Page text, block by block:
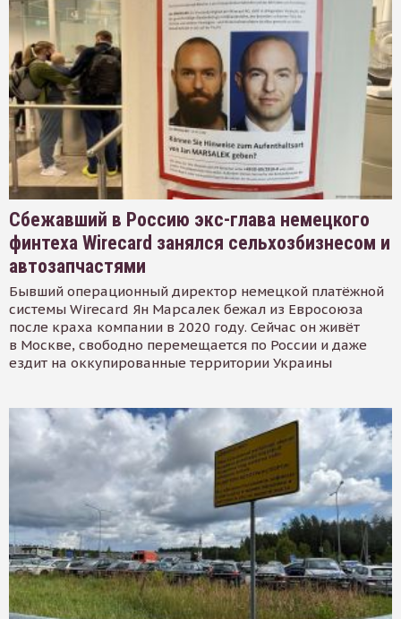
Сбежавший в Россию экс-глава немецкого
финтеха Wirecard занялся сельхозбизнесом и
автозапчастями
Бывший операционный директор немецкой платёжной
системы Wirecard Ян Марсалек бежал из Евросоюза
после краха компании в 2020 году. Сейчас он живёт
в Москве, свободно перемещается по России и даже
ездит на оккупированные территории Украины